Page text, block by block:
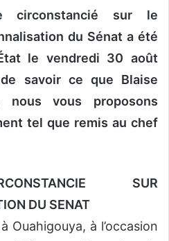
circonstancié sur le
du Sénat a été
le vendredi 30 août
savoir ce que Blaise
nous vous proposons
tel que remis au chef
SUR
DU SENAT
Ouahigouya, à l’occasion